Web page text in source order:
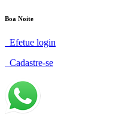
Boa Noite
Efetue login
Cadastre-se